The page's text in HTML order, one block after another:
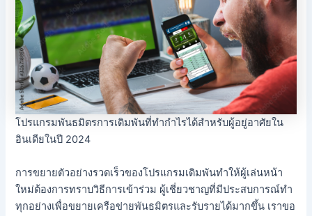
โปรแกรมพันธมิตรการเดิมพันที่ทำกำไรได้สำหรับผู้อยู่อาศัยใน
อินเดียในปี 2024
การขยายตัวอย่างรวดเร็วของโปรแกรมเดิมพันทำให้ผู้เล่นหน้า
ใหม่ต้องการทราบวิธีการเข้าร่วม ผู้เชี่ยวชาญที่มีประสบการณ์ทำ
ทุกอย่างเพื่อขยายเครือข่ายพันธมิตรและรับรายได้มากขึ้น เราขอ